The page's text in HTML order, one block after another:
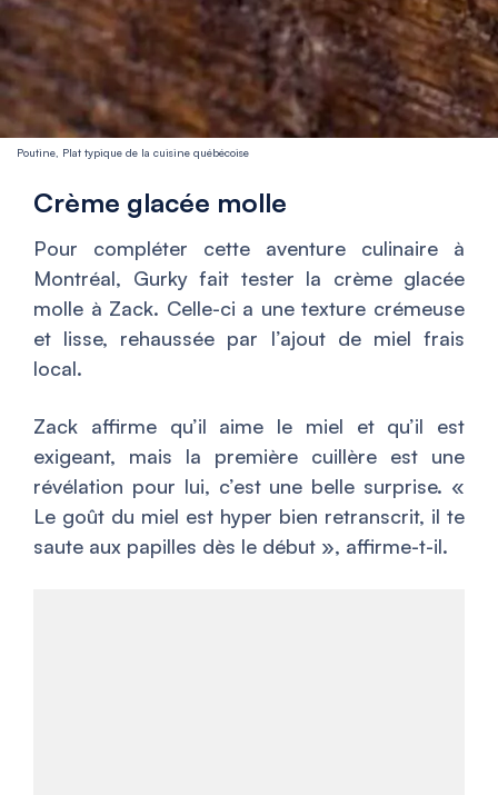
Poutine, Plat typique de la cuisine québécoise
Crème glacée molle
Pour compléter cette aventure culinaire à
Montréal, Gurky fait tester la crème glacée
molle à Zack. Celle-ci a une texture crémeuse
et lisse, rehaussée par l’ajout de miel frais
local.
Zack affirme qu’il aime le miel et qu’il est
exigeant, mais la première cuillère est une
révélation pour lui, c’est une belle surprise. «
Le goût du miel est hyper bien retranscrit, il te
saute aux papilles dès le début », affirme-t-il.